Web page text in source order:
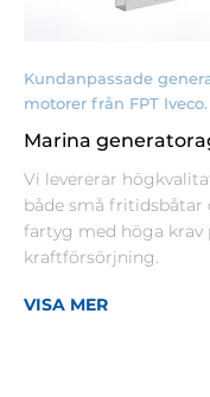
Kundanpassade
motorer från FPT Iveco.
Marina
Vi levererar
både små fritidsbåtar
fartyg med höga krav
kraftförsörjning.
VISA MER